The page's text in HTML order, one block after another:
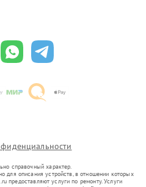
справочный характер.
для описания устройств, в отношении которых
предоставляют услуги по ремонту. Услуги